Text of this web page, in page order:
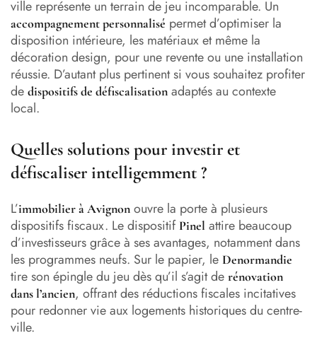
ville représente un terrain de jeu incomparable. Un
accompagnement personnalisé permet d’optimiser la
disposition intérieure, les matériaux et même la
décoration design, pour une revente ou une installation
réussie. D’autant plus pertinent si vous souhaitez profiter
de dispositifs de défiscalisation adaptés au contexte
local.
Quelles solutions pour investir et
défiscaliser intelligemment ?
L’immobilier à Avignon ouvre la porte à plusieurs
dispositifs fiscaux. Le dispositif Pinel attire beaucoup
d’investisseurs grâce à ses avantages, notamment dans
les programmes neufs. Sur le papier, le Denormandie
tire son épingle du jeu dès qu’il s’agit de rénovation
dans l’ancien, offrant des réductions fiscales incitatives
pour redonner vie aux logements historiques du centre-
ville.